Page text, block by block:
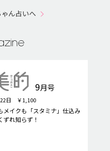
ん占いへ
9月号
日 ￥1,100
メイクも「スタミナ」仕込み
ずれ知らず！